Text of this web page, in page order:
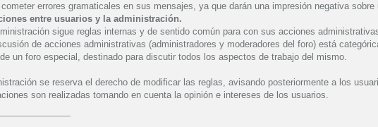
errores gramaticales en sus mensajes, ya que darán una impresión negativa sobre
entre usuarios y la administración.
sigue reglas internas y de sentido común para con sus acciones
de acciones administrativas (administradores y moderadores del foro) está
un foro especial, destinado para discutir todos los aspectos de trabajo del mismo.
se reserva el derecho de modificar las reglas, avisando posteriormente a los
son realizadas tomando en cuenta la opinión e intereses de los usuarios.